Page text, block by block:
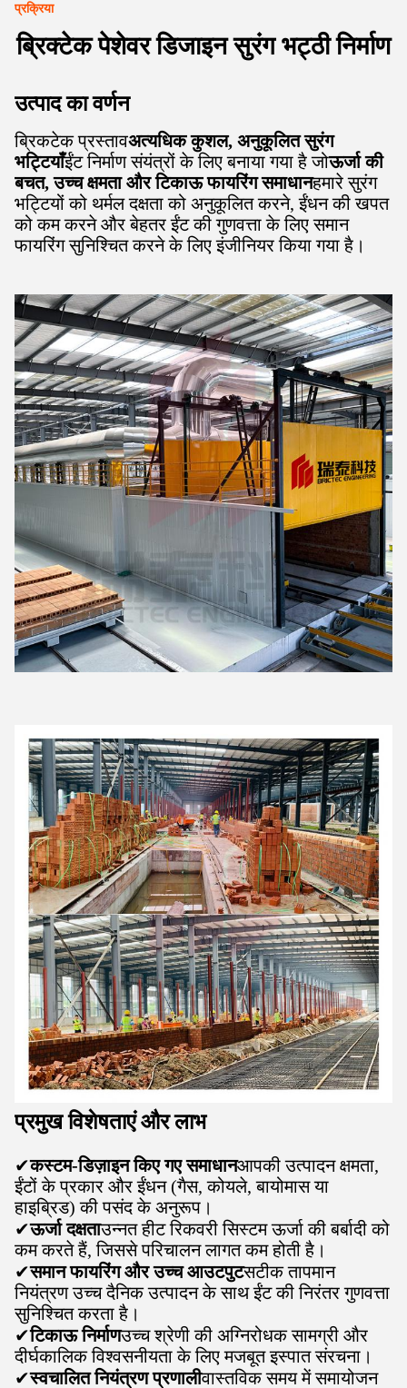
प्रक्रिया
ब्रिक्टेक पेशेवर डिजाइन सुरंग भट्ठी निर्माण
उत्पाद का वर्णन
ब्रिकटेक प्रस्तावअत्यधिक कुशल, अनुकूलित सुरंग
भट्टियाँईंट निर्माण संयंत्रों के लिए बनाया गया है जोऊर्जा की
बचत, उच्च क्षमता और टिकाऊ फायरिंग समाधानहमारे सुरंग
भट्टियों को थर्मल दक्षता को अनुकूलित करने, ईंधन की खपत
को कम करने और बेहतर ईंट की गुणवत्ता के लिए समान
फायरिंग सुनिश्चित करने के लिए इंजीनियर किया गया है।
प्रमुख विशेषताएं और लाभ
✔कस्टम-डिज़ाइन किए गए समाधानआपकी उत्पादन क्षमता,
ईंटों के प्रकार और ईंधन (गैस, कोयले, बायोमास या
हाइब्रिड) की पसंद के अनुरूप।
✔ऊर्जा दक्षताउन्नत हीट रिकवरी सिस्टम ऊर्जा की बर्बादी को
कम करते हैं, जिससे परिचालन लागत कम होती है।
✔समान फायरिंग और उच्च आउटपुटसटीक तापमान
नियंत्रण उच्च दैनिक उत्पादन के साथ ईंट की निरंतर गुणवत्ता
सुनिश्चित करता है।
✔टिकाऊ निर्माणउच्च श्रेणी की अग्निरोधक सामग्री और
दीर्घकालिक विश्वसनीयता के लिए मजबूत इस्पात संरचना।
✔स्वचालित नियंत्रण प्रणालीवास्तविक समय में समायोजन